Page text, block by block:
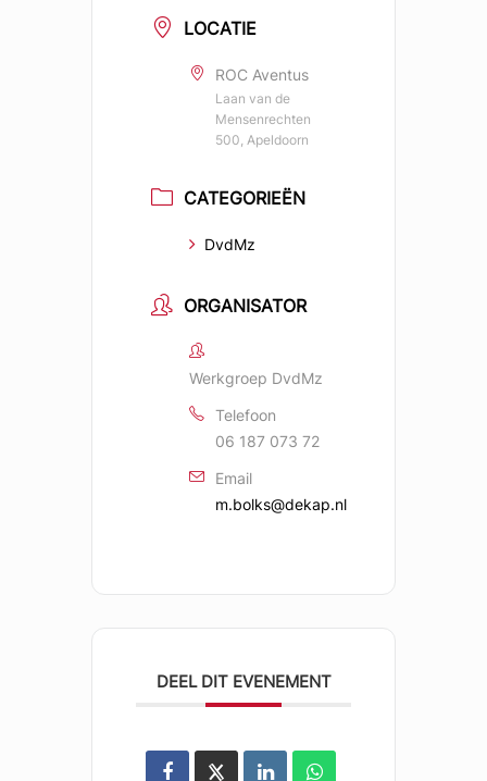
LOCATIE
ROC Aventus
Laan van de
Mensenrechten
500, Apeldoorn
CATEGORIEËN
DvdMz
ORGANISATOR
Werkgroep DvdMz
Telefoon
06 187 073 72
Email
m.bolks@dekap.nl
DEEL DIT EVENEMENT